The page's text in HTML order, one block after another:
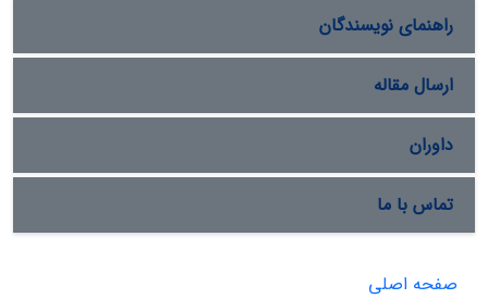
راهنمای نویسندگان
ارسال مقاله
داوران
تماس با ما
صفحه اصلی